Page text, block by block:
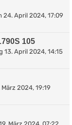
24. April 2024, 17:09
105
13. April 2024, 14:15
2024, 19:19